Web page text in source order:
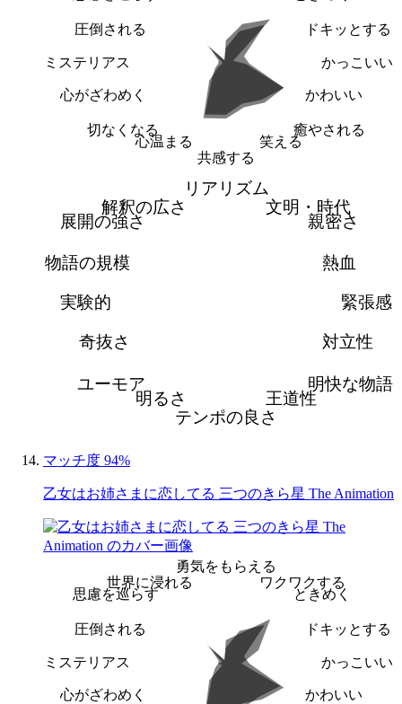
ドキッとする
かっこいい
かわいい
癒やされる
笑える
共感する
心温まる
切なくなる
心がざわめく
ミステリアス
圧倒される
リアリズム
文明・時代
親密さ
熱血
緊張感
対立性
明快な物語
王道性
テンポの良さ
明るさ
ユーモア
奇抜さ
実験的
物語の規模
展開の強さ
解釈の広さ
マッチ度 94%
乙女はお姉さまに恋してる 三つのきら星 The Animation
勇気をもらえる
ワクワクする
ときめく
ドキッとする
かっこいい
かわいい
心がざわめく
ミステリアス
圧倒される
思慮を巡らす
世界に浸れる